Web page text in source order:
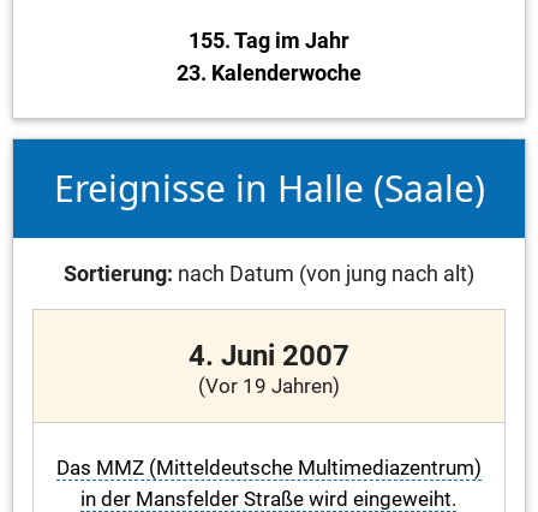
155. Tag im Jahr
23. Kalenderwoche
Ereignisse in Halle (Saale)
Sortierung: nach Datum (von jung nach alt)
4. Juni 2007
(Vor 19 Jahren)
Das MMZ (Mitteldeutsche Multimediazentrum)
in der Mansfelder Straße wird eingeweiht.